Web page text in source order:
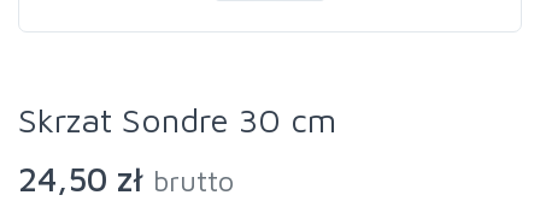
Skrzat Sondre 30 cm
24,50 zł brutto